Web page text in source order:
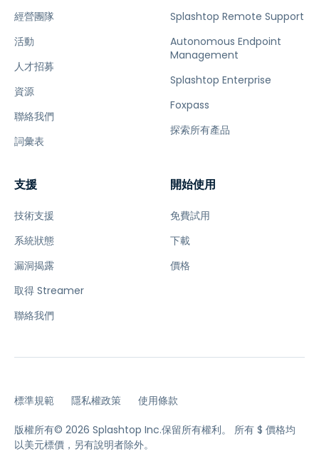
經營團隊
活動
人才招募
資源
聯絡我們
詞彙表
Splashtop Remote Support
Autonomous Endpoint
Management
Splashtop Enterprise
Foxpass
探索所有產品
支援
技術支援
系統狀態
漏洞揭露
取得 Streamer
聯絡我們
開始使用
免費試用
下載
價格
標準規範 隱私權政策 使用條款
版權所有© 2026 Splashtop Inc.保留所有權利。
所有 $ 價格均
以美元標價，另有說明者除外。